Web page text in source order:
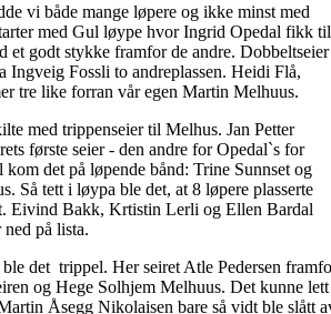
vi både mange løpere og ikke minst med
med Gul løype hvor Ingrid Opedal fikk til
et godt stykke framfor de andre. Dobbeltseier
Ingveig Fossli to andreplassen. Heidi Flå,
tre like forran vår egen Martin Melhuus.
med trippenseier til Melhus. Jan Petter
første seier - den andre for Opedal`s for
det på løpende bånd: Trine Sunnset og
Så tett i løypa ble det, at 8 løpere plasserte
Eivind Bakk, Krtistin Lerli og Ellen Bardal
på lista.
det trippel. Her seiret Atle Pedersen
og Hege Solhjem Melhuus. Det kunne lett
Åsegg Nikolaisen bare så vidt ble slått